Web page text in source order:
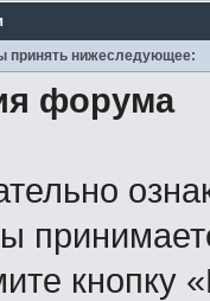
принять нижеследующее:
форума
кнопку